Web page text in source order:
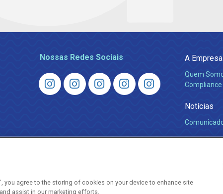
Nossas Redes Sociais A Empresa
Quem
Compliance
Notícias
you agree to the storing of cookies on your device to enhance site
assist in our marketing efforts.